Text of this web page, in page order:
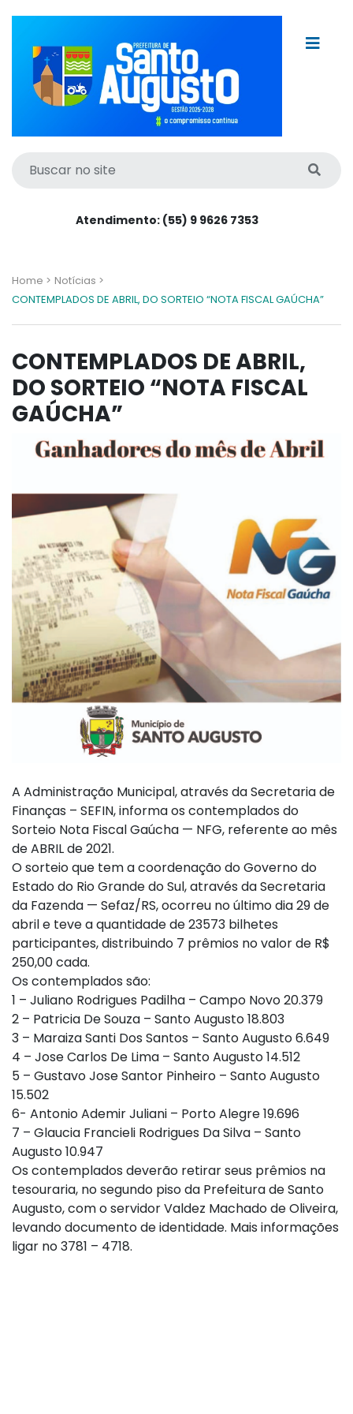
Atendimento: (55) 9 9626 7353
Home > Notícias >
CONTEMPLADOS DE ABRIL, DO SORTEIO “NOTA FISCAL GAÚCHA”
CONTEMPLADOS DE ABRIL,
DO SORTEIO “NOTA FISCAL
GAÚCHA”
A Administração Municipal, através da Secretaria de
Finanças – SEFIN, informa os contemplados do
Sorteio Nota Fiscal Gaúcha — NFG, referente ao mês
de ABRIL de 2021.
O sorteio que tem a coordenação do Governo do
Estado do Rio Grande do Sul, através da Secretaria
da Fazenda — Sefaz/RS, ocorreu no último dia 29 de
abril e teve a quantidade de 23573 bilhetes
participantes, distribuindo 7 prêmios no valor de R$
250,00 cada.
Os contemplados são:
1 – Juliano Rodrigues Padilha – Campo Novo 20.379
2 – Patricia De Souza – Santo Augusto 18.803
3 – Maraiza Santi Dos Santos – Santo Augusto 6.649
4 – Jose Carlos De Lima – Santo Augusto 14.512
5 – Gustavo Jose Santor Pinheiro – Santo Augusto
15.502
6- Antonio Ademir Juliani – Porto Alegre 19.696
7 – Glaucia Francieli Rodrigues Da Silva – Santo
Augusto 10.947
Os contemplados deverão retirar seus prêmios na
tesouraria, no segundo piso da Prefeitura de Santo
Augusto, com o servidor Valdez Machado de Oliveira,
levando documento de identidade. Mais informações
ligar no 3781 – 4718.